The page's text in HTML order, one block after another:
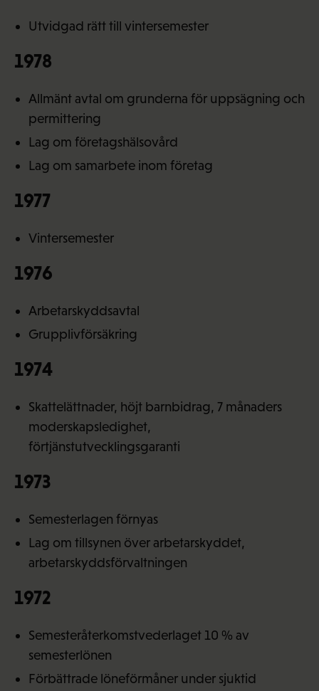
Utvidgad rätt till vintersemester
1978
Allmänt avtal om grunderna för uppsägning och
permittering
Lag om företagshälsovård
Lag om samarbete inom företag
1977
Vintersemester
1976
Arbetarskyddsavtal
Grupplivförsäkring
1974
Skattelättnader, höjt barnbidrag, 7 månaders
moderskapsledighet,
förtjänstutvecklingsgaranti
1973
Semesterlagen förnyas
Lag om tillsynen över arbetarskyddet,
arbetarskyddsförvaltningen
1972
Semesteråterkomstvederlaget 10 % av
semesterlönen
Förbättrade löneförmåner under sjuktid